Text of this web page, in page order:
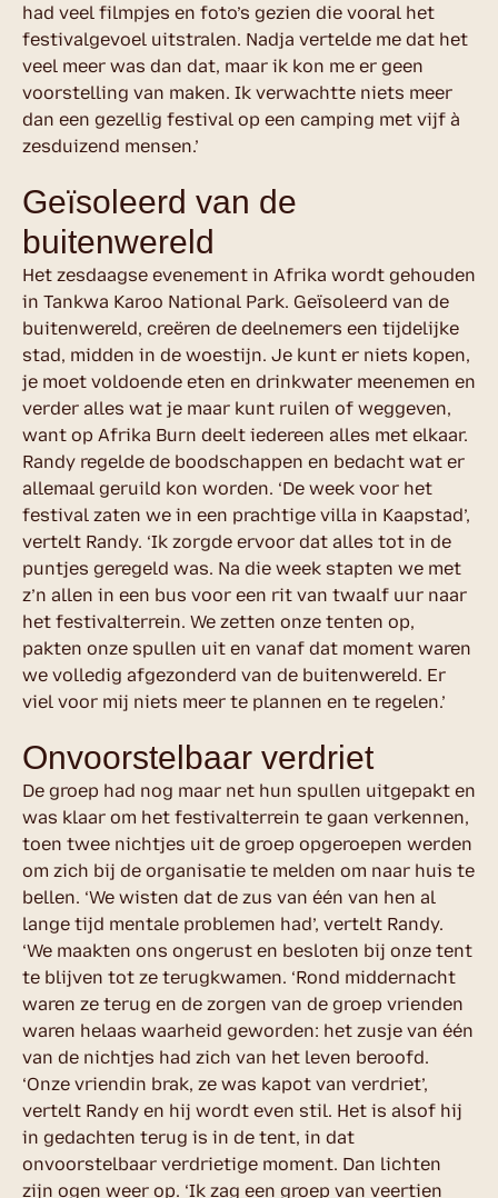
had veel filmpjes en foto’s gezien die vooral het
festivalgevoel uitstralen. Nadja vertelde me dat het
veel meer was dan dat, maar ik kon me er geen
voorstelling van maken. Ik verwachtte niets meer
dan een gezellig festival op een camping met vijf à
zesduizend mensen.’
Geïsoleerd van de
buitenwereld
Het zesdaagse evenement in Afrika wordt gehouden
in Tankwa Karoo National Park. Geïsoleerd van de
buitenwereld, creëren de deelnemers een tijdelijke
stad, midden in de woestijn. Je kunt er niets kopen,
je moet voldoende eten en drinkwater meenemen en
verder alles wat je maar kunt ruilen of weggeven,
want op Afrika Burn deelt iedereen alles met elkaar.
Randy regelde de boodschappen en bedacht wat er
allemaal geruild kon worden. ‘De week voor het
festival zaten we in een prachtige villa in Kaapstad’,
vertelt Randy. ‘Ik zorgde ervoor dat alles tot in de
puntjes geregeld was. Na die week stapten we met
z’n allen in een bus voor een rit van twaalf uur naar
het festivalterrein. We zetten onze tenten op,
pakten onze spullen uit en vanaf dat moment waren
we volledig afgezonderd van de buitenwereld. Er
viel voor mij niets meer te plannen en te regelen.’
Onvoorstelbaar verdriet
De groep had nog maar net hun spullen uitgepakt en
was klaar om het festivalterrein te gaan verkennen,
toen twee nichtjes uit de groep opgeroepen werden
om zich bij de organisatie te melden om naar huis te
bellen. ‘We wisten dat de zus van één van hen al
lange tijd mentale problemen had’, vertelt Randy.
‘We maakten ons ongerust en besloten bij onze tent
te blijven tot ze terugkwamen. ‘Rond middernacht
waren ze terug en de zorgen van de groep vrienden
waren helaas waarheid geworden: het zusje van één
van de nichtjes had zich van het leven beroofd.
‘Onze vriendin brak, ze was kapot van verdriet’,
vertelt Randy en hij wordt even stil. Het is alsof hij
in gedachten terug is in de tent, in dat
onvoorstelbaar verdrietige moment. Dan lichten
zijn ogen weer op. ‘Ik zag een groep van veertien